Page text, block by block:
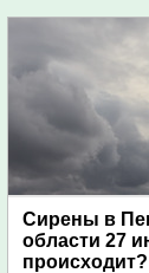
Сирены в
области 27
происходит?